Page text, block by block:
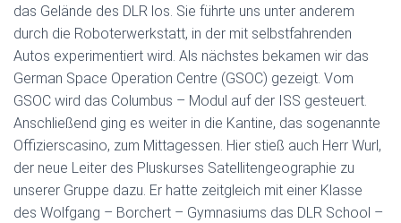
das Gelände des DLR los. Sie führte uns unter anderem
durch die Roboterwerkstatt, in der mit selbstfahrenden
Autos experimentiert wird. Als nächstes bekamen wir das
German Space Operation Centre (GSOC) gezeigt. Vom
GSOC wird das Columbus – Modul auf der ISS gesteuert.
Anschließend ging es weiter in die Kantine, das sogenannte
Offizierscasino, zum Mittagessen. Hier stieß auch Herr Wurl,
der neue Leiter des Pluskurses Satellitengeographie zu
unserer Gruppe dazu. Er hatte zeitgleich mit einer Klasse
des Wolfgang – Borchert – Gymnasiums das DLR School –